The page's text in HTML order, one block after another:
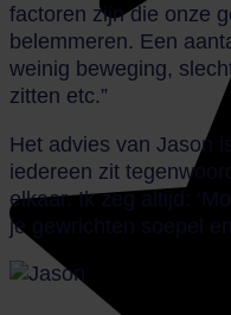
factoren zijn die onze
belemmeren. Een
weinig beweging,
zitten etc.”
Het advies van Jason
iedereen zit
elkaar. Ik zeg altijd:
je gewrichten soepel